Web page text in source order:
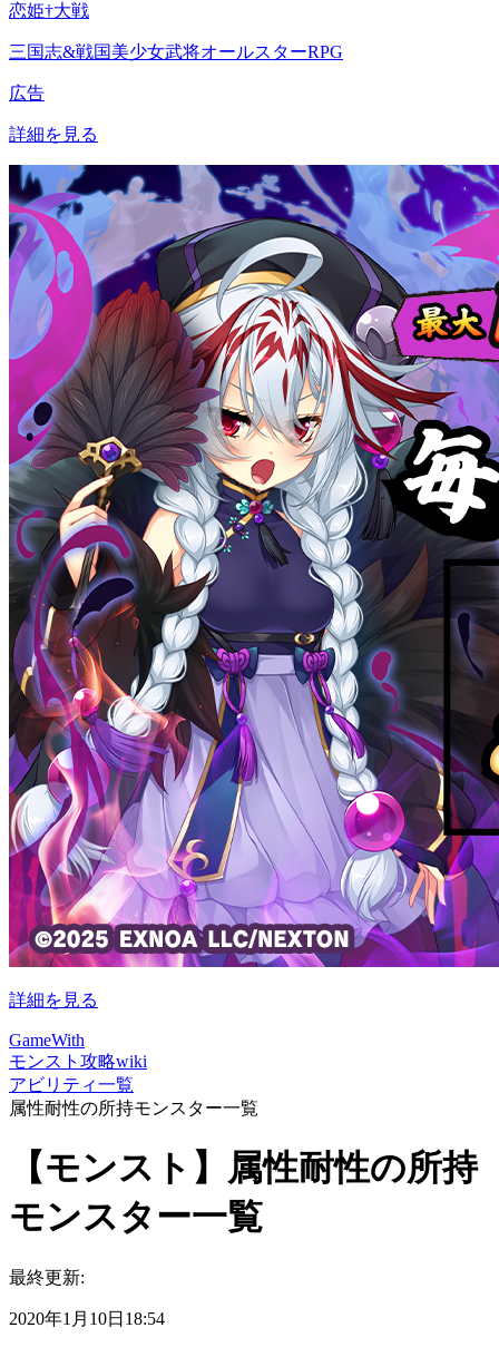
恋姫†大戦
三国志&戦国美少女武将オールスターRPG
広告
詳細を見る
詳細を見る
GameWith
モンスト攻略wiki
アビリティ一覧
属性耐性の所持モンスター一覧
【モンスト】属性耐性の所持
モンスター一覧
最終更新:
2020年1月10日18:54